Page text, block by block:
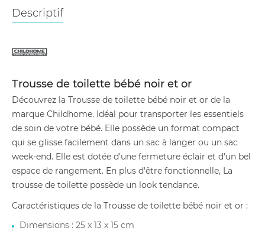
Descriptif
Trousse de toilette bébé noir et or
Découvrez la Trousse de toilette bébé noir et or de la
marque Childhome. Idéal pour transporter les essentiels
de soin de votre bébé. Elle possède un format compact
qui se glisse facilement dans un sac à langer ou un sac
week-end. Elle est dotée d'une fermeture éclair et d'un bel
espace de rangement. En plus d'être fonctionnelle, La
trousse de toilette possède un look tendance.
Caractéristiques de la Trousse de toilette bébé noir et or :
Dimensions : 25 x 13 x 15 cm